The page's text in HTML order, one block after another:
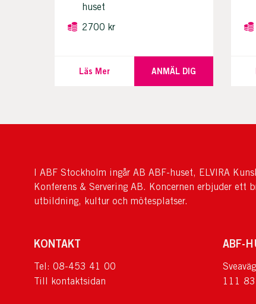
huset
2700 kr
Läs Mer ANMÄL DIG
I ABF Stockholm ingår AB ABF-huset, ELVIRA
Konferens & Servering AB. Koncernen erbjuder
utbildning, kultur och mötesplatser.
KONTAKT
Tel: 08-453 41 00
Till kontaktsidan
ABF-
111